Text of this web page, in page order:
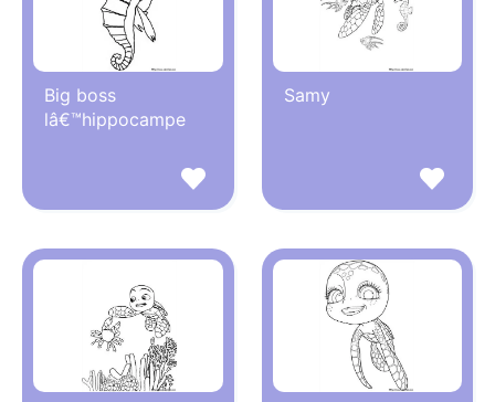
Big boss
lâ€™hippocampe
Samy